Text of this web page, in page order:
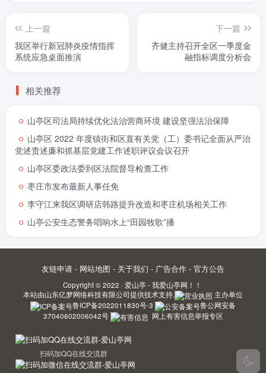
上一篇
我区举行新冠肺炎疫情指挥
系统应急桌面推演
下一篇
齐健主持召开全区一季度金
融指标调度分析会
相关推荐
山亭区司法局持续优化法治营商环境 建设坚强法治保障
山亭区 2022 年度镇街和区直有关党（工）委书记全面从严治
党述责述廉和抓基层党建工作述职评议会议召开
山亭区委政法委到区法院督导检查工作
枣庄市发布最新人事任免
李守江来我区调研店韩路提升改造和枣庄机场相关工作
山亭公安生态警务唱响水上“田园牧歌”播
友链申请 - 网站地图 - 关于我们 - 广告合作 - 官方公告
Copyright © 2022 · 爱山亭 - 我爱山亭网！！
本站由山东亿梦网络科技有限公司提供技术支持.
主办单位
鲁ICP备2022011830号-3
鲁公网安备
37040602006042号
网上有害信息举报专区
扫码加QQ在线交流群